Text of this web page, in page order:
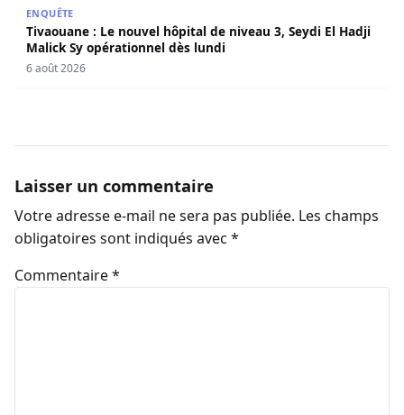
ENQUÊTE
Tivaouane : Le nouvel hôpital de niveau 3, Seydi El Hadji
Malick Sy opérationnel dès lundi
6 août 2026
Laisser un commentaire
Votre adresse e-mail ne sera pas publiée. Les champs
obligatoires sont indiqués avec *
Commentaire*